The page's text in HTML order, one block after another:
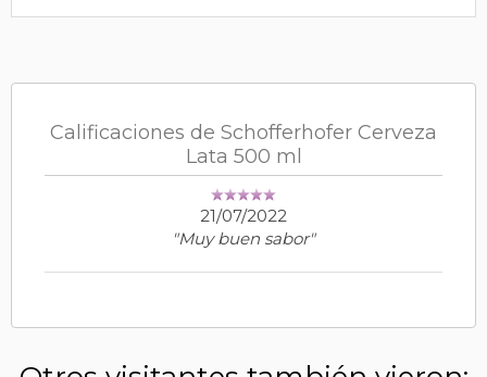
Calificaciones de Schofferhofer Cerveza
Lata 500 ml
21/07/2022
"Muy buen sabor"